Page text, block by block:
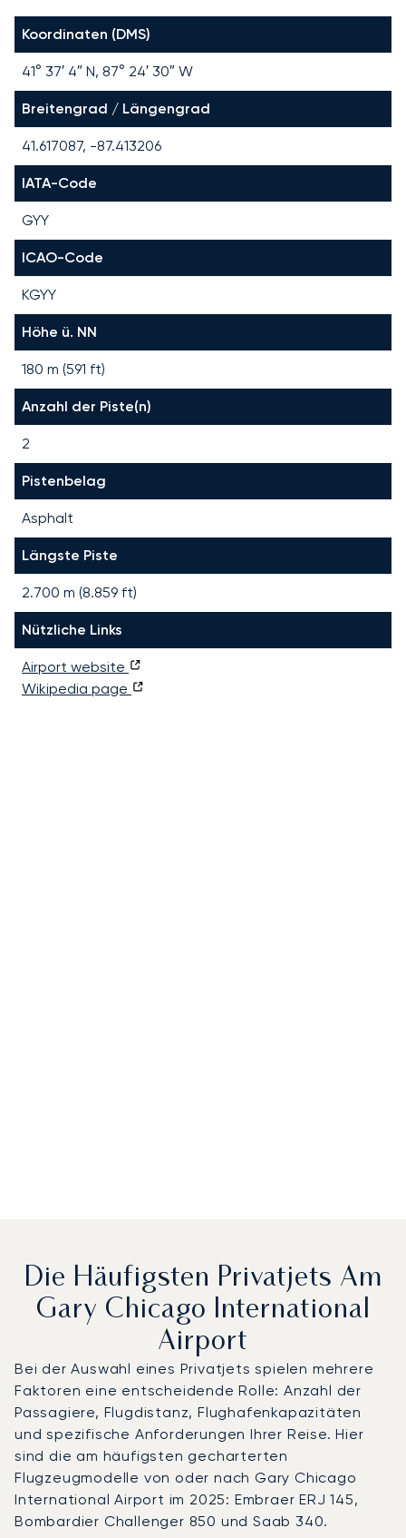
Koordinaten (DMS)
41° 37′ 4″ N, 87° 24′ 30″ W
Breitengrad / Längengrad
41.617087, -87.413206
IATA-Code
GYY
ICAO-Code
KGYY
Höhe ü. NN
180 m (591 ft)
Anzahl der Piste(n)
2
Pistenbelag
Asphalt
Längste Piste
2.700 m (8.859 ft)
Nützliche Links
Airport website
Wikipedia page
Die Häufigsten Privatjets Am
Gary Chicago International
Airport
Bei der Auswahl eines Privatjets spielen mehrere
Faktoren eine entscheidende Rolle: Anzahl der
Passagiere, Flugdistanz, Flughafenkapazitäten
und spezifische Anforderungen Ihrer Reise. Hier
sind die am häufigsten gecharterten
Flugzeugmodelle von oder nach Gary Chicago
International Airport im 2025: Embraer ERJ 145,
Bombardier Challenger 850 und Saab 340.